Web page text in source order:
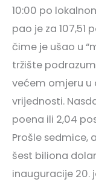
10:00 po
pao je za 107,51
čime je ušao u
tržište
većem omjeru u
vrijednosti.
poena ili 2,04
Prošle sedmice,
šest biliona
inauguracije 20.